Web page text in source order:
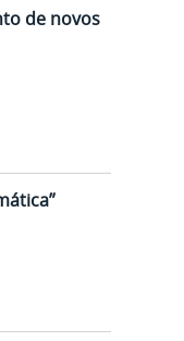
de novos